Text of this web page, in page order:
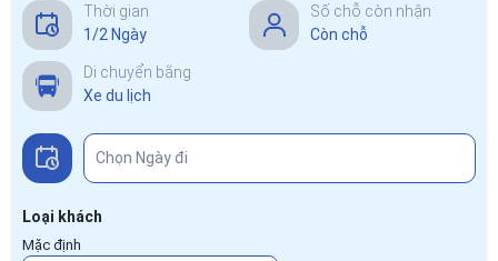
Thời gian
1/2 Ngày
Số chỗ còn nhận
Còn chỗ
Di chuyển bằng
Xe du lịch
Loại khách
Mặc định